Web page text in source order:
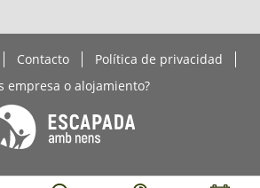
Contacto
Política de privacidad
empresa o alojamiento?